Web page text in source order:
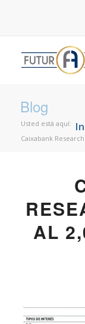
Blog
Usted está aquí:
Caixabank
AL